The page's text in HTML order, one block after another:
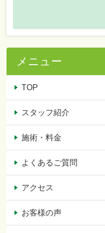
メニュー
TOP
スタッフ紹介
施術・料金
よくあるご質問
アクセス
お客様の声